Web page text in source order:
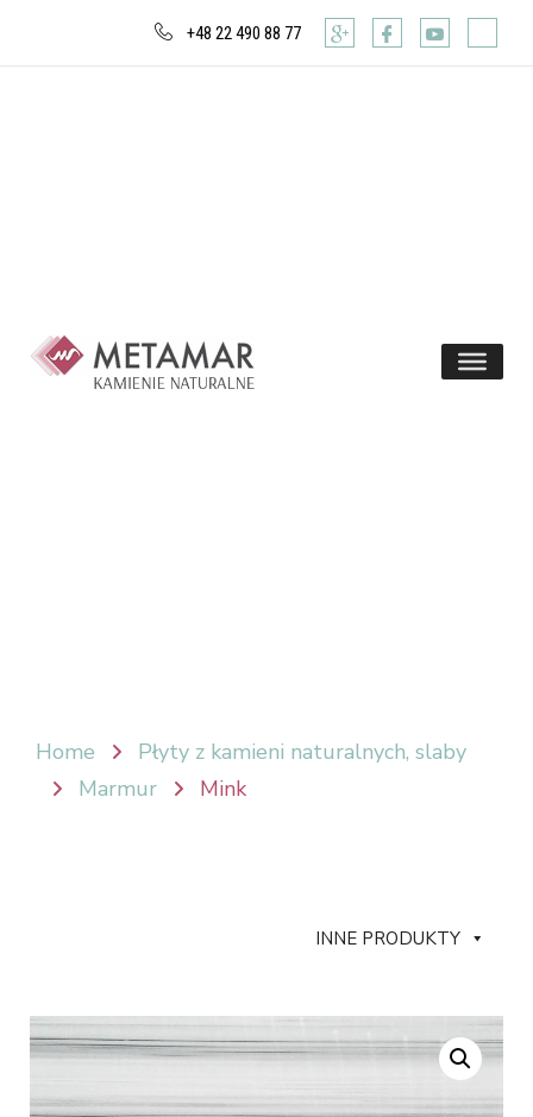
+48 22 490 88 77
Home
Płyty z kamieni naturalnych, slaby
Marmur
Mink
INNE PRODUKTY